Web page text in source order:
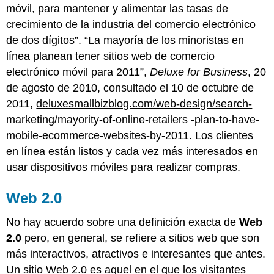
móvil, para mantener y alimentar las tasas de
crecimiento de la industria del comercio electrónico
de dos dígitos”. “La mayoría de los minoristas en
línea planean tener sitios web de comercio
electrónico móvil para 2011”,Deluxe for Business, 20
de agosto de 2010, consultado el 10 de octubre de
2011,deluxesmallbizblog.com/web-design/search-
marketing/mayority-of-online-retailers -plan-to-have-
mobile-ecommerce-websites-by-2011. Los clientes
en línea están listos y cada vez más interesados en
usar dispositivos móviles para realizar compras.
Web 2.0
No hay acuerdo sobre una definición exacta deWeb
2.0 pero, en general, se refiere a sitios web que son
más interactivos, atractivos e interesantes que antes.
Un sitio Web 2.0 es aquel en el que los visitantes